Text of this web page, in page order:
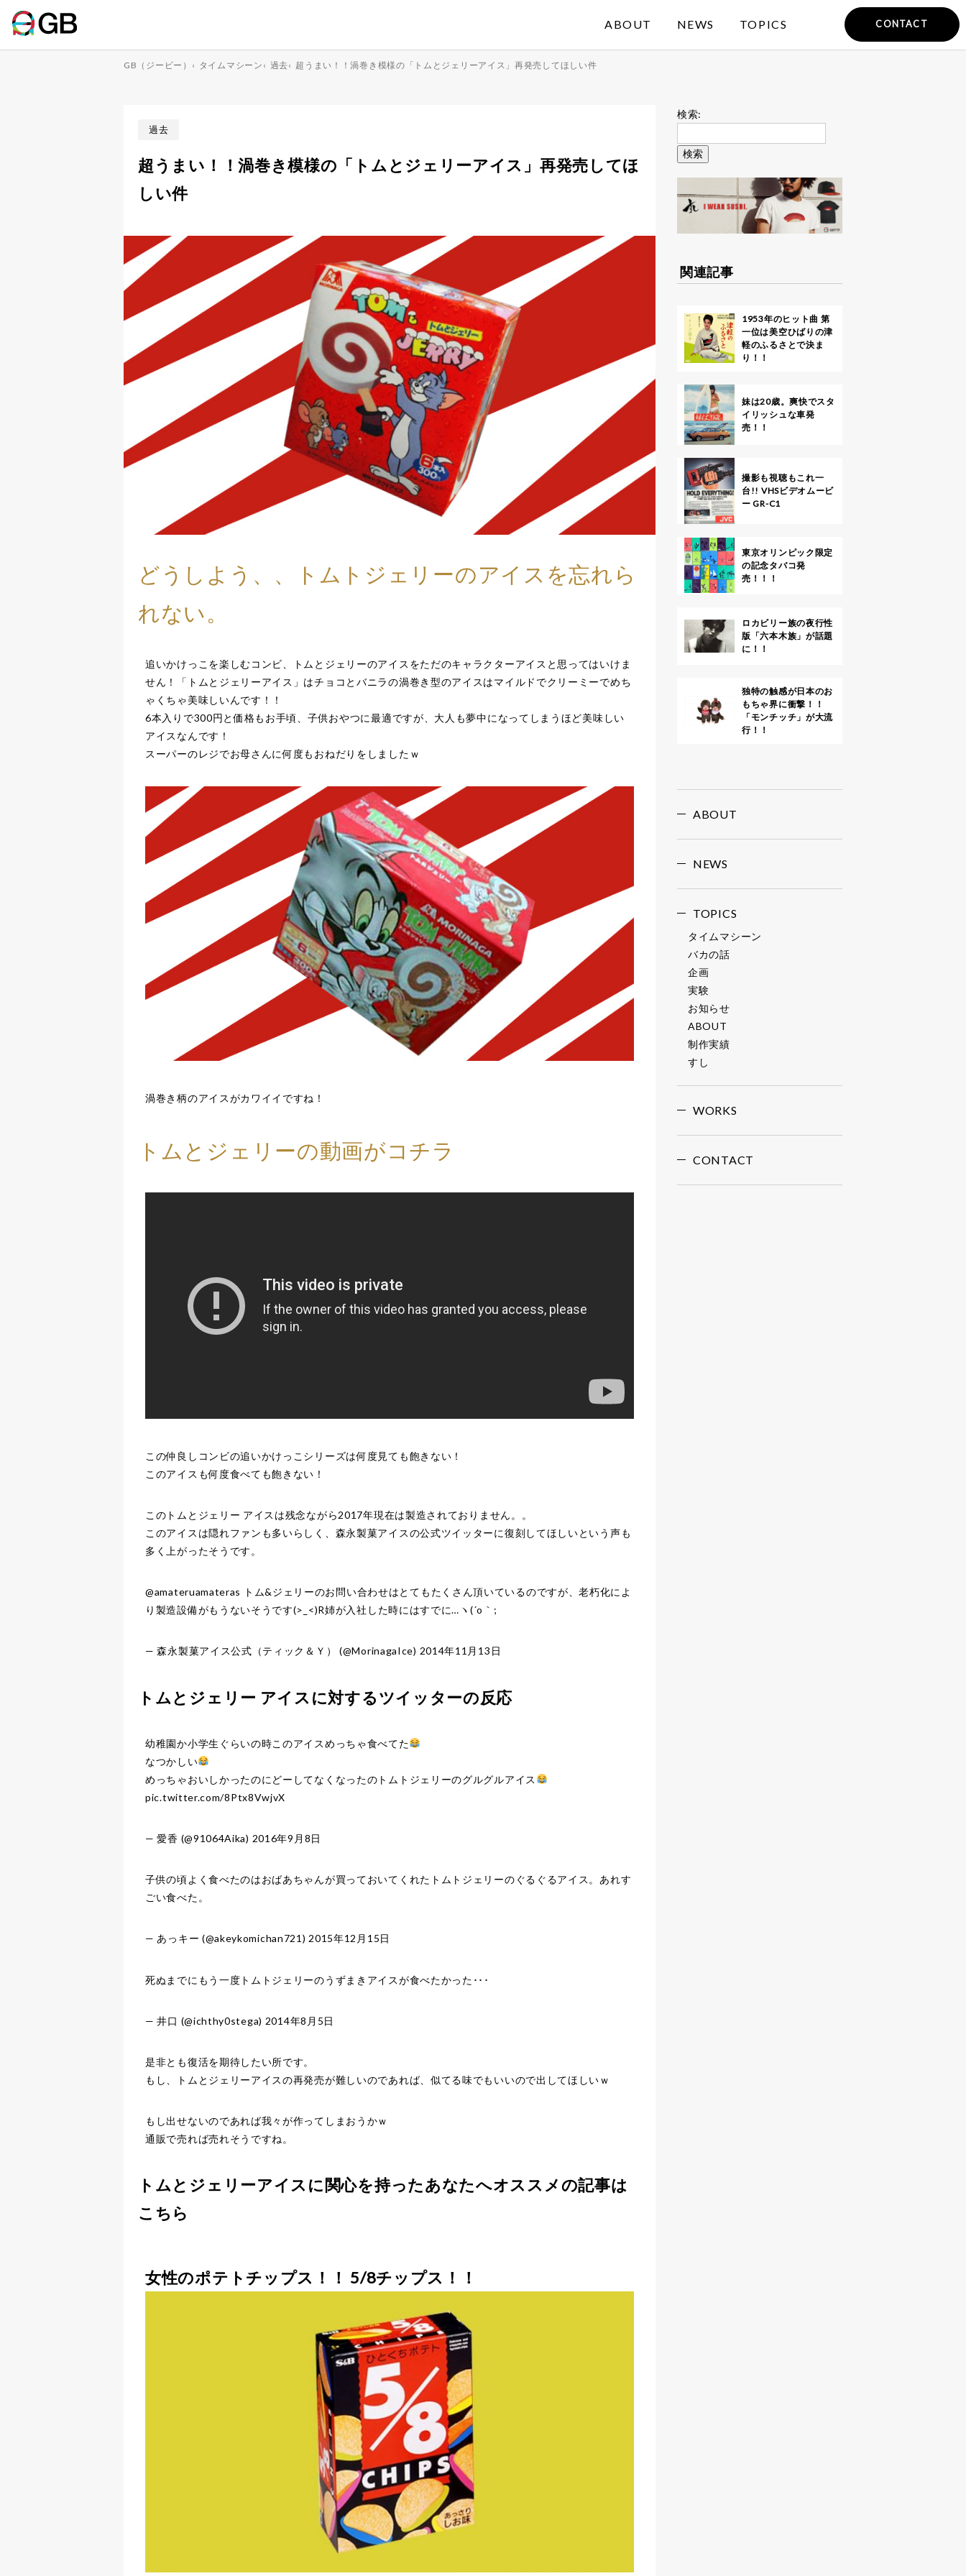
ABOUT NEWS TOPICS CONTACT
GB（ジービー） ‹ タイムマシーン ‹ 過去‹ 超うまい！！渦巻き模様の「トムとジェリーアイス」再発売してほしい件
過去
超うまい！！渦巻き模様の「トムとジェリーアイス」再発売してほ
しい件
どうしよう、、トムトジェリーのアイスを忘れら
れない。
追いかけっこを楽しむコンビ、トムとジェリーのアイスをただのキャラクターアイスと思ってはいけま
せん！「トムとジェリーアイス」はチョコとバニラの渦巻き型のアイスはマイルドでクリーミーでめち
ゃくちゃ美味しいんです！！
6本入りで300円と価格もお手頃、子供おやつに最適ですが、大人も夢中になってしまうほど美味しい
アイスなんです！
スーパーのレジでお母さんに何度もおねだりをしましたｗ
渦巻き柄のアイスがカワイイですね！
トムとジェリーの動画がコチラ
この仲良しコンビの追いかけっこシリーズは何度見ても飽きない！
このアイスも何度食べても飽きない！
このトムとジェリー アイスは残念ながら2017年現在は製造されておりません。。
このアイスは隠れファンも多いらしく、森永製菓アイスの公式ツイッターに復刻してほしいという声も
多く上がったそうです。
@amateruamateras トム&ジェリーのお問い合わせはとてもたくさん頂いているのですが、老朽化によ
り製造設備がもうないそうです(>_<)R姉が入社した時にはすでに…ヽ(´o｀;
— 森永製菓アイス公式（ティック＆Ｙ） (@MorinagaIce) 2014年11月13日
トムとジェリー アイスに対するツイッターの反応
幼稚園か小学生ぐらいの時このアイスめっちゃ食べてた
なつかしい
めっちゃおいしかったのにどーしてなくなったのトムトジェリーのグルグルアイス
pic.twitter.com/8Ptx8VwjvX
— 愛香 (@91064Aika) 2016年9月8日
子供の頃よく食べたのはおばあちゃんが買っておいてくれたトムトジェリーのぐるぐるアイス。あれす
ごい食べた。
— あっキー (@akeykomichan721) 2015年12月15日
死ぬまでにもう一度トムトジェリーのうずまきアイスが食べたかった･･･
— 井口 (@ichthy0stega) 2014年8月5日
是非とも復活を期待したい所です。
もし、トムとジェリーアイスの再発売が難しいのであれば、似てる味でもいいので出してほしいｗ
もし出せないのであれば我々が作ってしまおうかｗ
通販で売れば売れそうですね。
トムとジェリーアイスに関心を持ったあなたへオススメの記事は
こちら
女性のポテトチップス！！ 5/8チップス！！
検索:
関連記事
1953年のヒット曲 第
一位は美空ひばりの津
軽のふるさとで決ま
り！！
妹は20歳。爽快でスタ
イリッシュな車発
売！！
撮影も視聴もこれ一
台!! VHSビデオムービ
ー GR-C1
東京オリンピック限定
の記念タバコ発
売！！！
ロカビリー族の夜行性
版「六本木族」が話題
に！！
独特の触感が日本のお
もちゃ界に衝撃！！
「モンチッチ」が大流
行！！
ABOUT
NEWS
TOPICS
タイムマシーン
バカの話
企画
実験
お知らせ
ABOUT
制作実績
すし
WORKS
CONTACT